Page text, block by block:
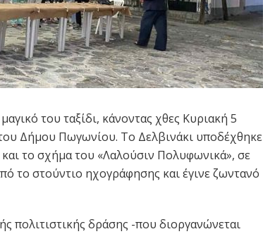
του ταξίδι, κάνοντας χθες Κυριακή 5
Δήμου Πωγωνίου. Το Δελβινάκι υποδέχθηκε
το σχήμα του «Λαλούσιν Πολυφωνικά», σε
το στούντιο ηχογράφησης και έγινε ζωντανό
πολιτιστικής δράσης -που διοργανώνεται